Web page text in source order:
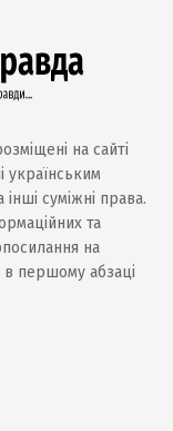
на сайті
українським
суміжні права.
та
на
в першому абзаці